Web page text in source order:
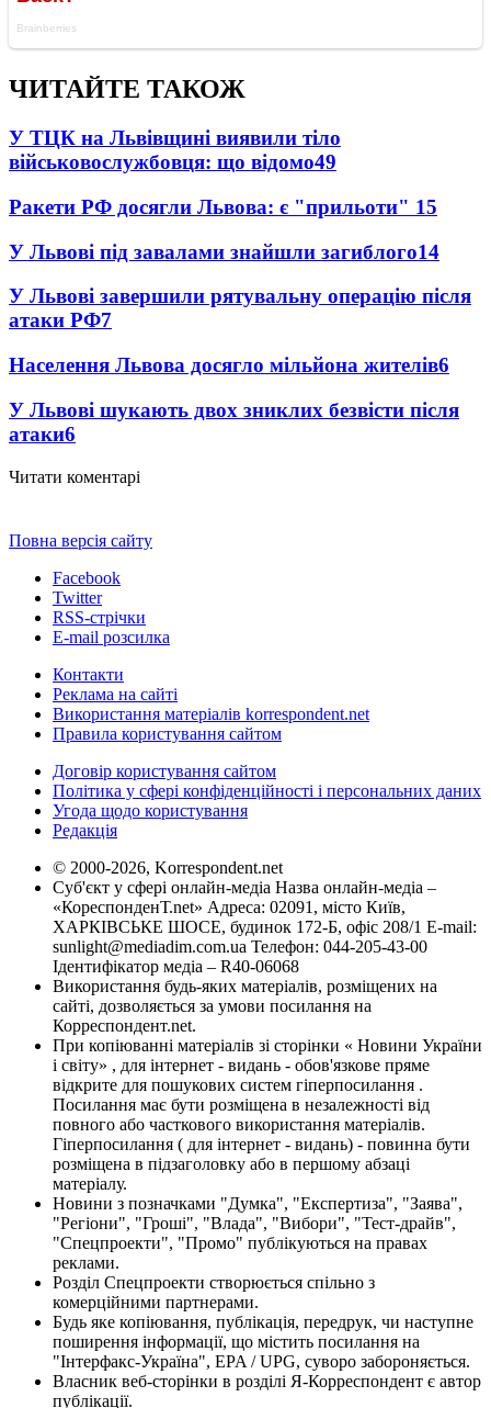
ЧИТАЙТЕ ТАКОЖ
У ТЦК на Львівщині виявили тіло
військовослужбовця: що відомо49
Ракети РФ досягли Львова: є "прильоти" 15
У Львові під завалами знайшли загиблого14
У Львові завершили рятувальну операцію після
атаки РФ7
Населення Львова досягло мільйона жителів6
У Львові шукають двох зниклих безвісти після
атаки6
Читати коментарі
Повна версія сайту
Facebook
Twitter
RSS-стрічки
E-mail розсилка
Контакти
Реклама на сайті
Використання матеріалів korrespondent.net
Правила користування сайтом
Договір користування сайтом
Політика у сфері конфіденційності і персональних даних
Угода щодо користування
Редакція
© 2000-2026, Korrespondent.net
Суб'єкт у сфері онлайн-медіа Назва онлайн-медіа –
«КореспонденТ.net» Адреса: 02091, місто Київ,
ХАРКІВСЬКЕ ШОСЕ, будинок 172-Б, офіс 208/1 E-mail:
sunlight@mediadim.com.ua Телефон: 044-205-43-00
Ідентифікатор медіа – R40-06068
Використання будь-яких матеріалів, розміщених на
сайті, дозволяється за умови посилання на
Корреспондент.net.
При копіюванні матеріалів зі сторінки « Новини України
і світу» , для інтернет - видань - обов'язкове пряме
відкрите для пошукових систем гіперпосилання .
Посилання має бути розміщена в незалежності від
повного або часткового використання матеріалів.
Гіперпосилання ( для інтернет - видань) - повинна бути
розміщена в підзаголовку або в першому абзаці
матеріалу.
Новини з позначками "Думка", "Експертиза", "Заява",
"Регіони", "Гроші", "Влада", "Вибори", "Тест-драйв",
"Спецпроекти", "Промо" публікуються на правах
реклами.
Розділ Спецпроекти створюється спільно з
комерційними партнерами.
Будь яке копіювання, публікація, передрук, чи наступне
поширення інформації, що містить посилання на
"Інтерфакс-Україна", EPA / UPG, суворо забороняється.
Власник веб-сторінки в розділі Я-Корреспондент є автор
публікації.